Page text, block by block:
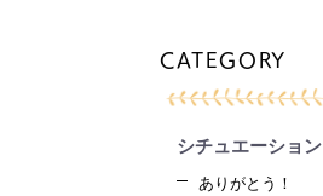
CATEGORY
シチュエーション
ありがとう！